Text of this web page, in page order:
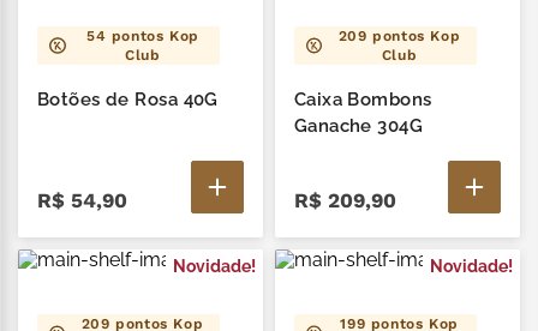
54 pontos Kop
Club
Botões de Rosa 40G
R$ 54,90
209 pontos Kop
Club
Caixa Bombons
Ganache 304G
R$ 209,90
Novidade!
209 pontos Kop
Novidade!
199 pontos Kop